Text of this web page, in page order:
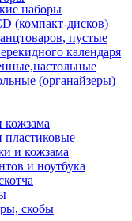
наборы
(компакт-дисков)
пустые
календаря
(органайзеры)
и кожзама
и ноутбука
скобы